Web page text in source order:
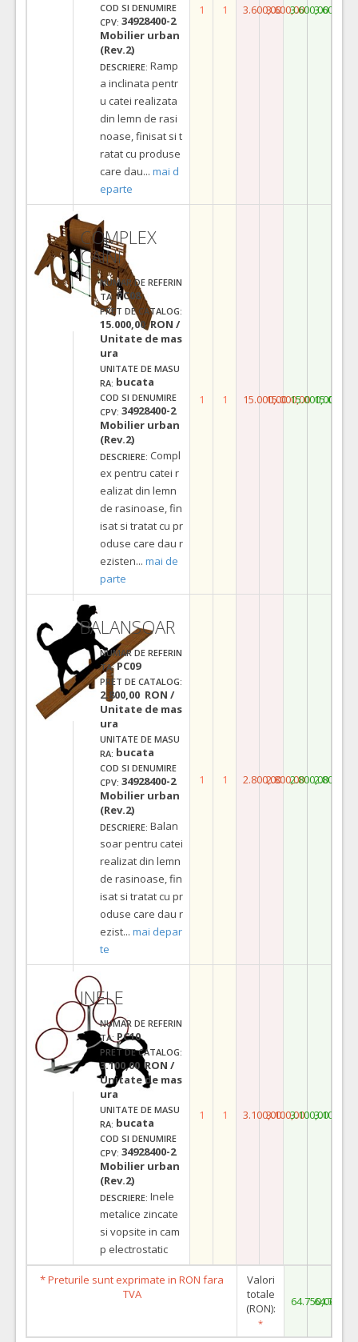
COD SI DENUMIRE
CPV: 34928400-2
Mobilier urban
(Rev.2)
DESCRIERE: Ramp
a inclinata pentr
u catei realizata
din lemn de rasi
noase, finisat si t
ratat cu produse
care dau... mai d
eparte
1 1 3.600,003.600,003.600,003.600,00
COMPLEX
CAINI
NUMAR DE REFERIN
TA: PC08
PRET DE CATALOG:
15.000,00 RON /
Unitate de mas
ura
UNITATE DE MASU
RA: bucata
COD SI DENUMIRE
CPV: 34928400-2
Mobilier urban
(Rev.2)
DESCRIERE: Compl
ex pentru catei r
ealizat din lemn
de rasinoase, fin
isat si tratat cu pr
oduse care dau r
ezisten... mai de
parte
1 1 15.000,0015.000,0015.000,00
BALANSOAR
NUMAR DE REFERIN
TA: PC09
PRET DE CATALOG:
2.800,00 RON /
Unitate de mas
ura
UNITATE DE MASU
RA: bucata
COD SI DENUMIRE
CPV: 34928400-2
Mobilier urban
(Rev.2)
DESCRIERE: Balan
soar pentru catei
realizat din lemn
de rasinoase, fin
isat si tratat cu pr
oduse care dau r
ezist... mai depar
te
1 1 2.800,002.800,002.800,002.800,00
INELE
NUMAR DE REFERIN
TA: PC10
PRET DE CATALOG:
3.100,00 RON /
Unitate de mas
ura
UNITATE DE MASU
RA: bucata
COD SI DENUMIRE
CPV: 34928400-2
Mobilier urban
(Rev.2)
DESCRIERE: Inele
metalice zincate
si vopsite in cam
p electrostatic
1 1 3.100,003.100,003.100,003.100,00
* Preturile sunt exprimate in RON fara
TVA
Valori
totale
(RON):
*
64.750,00